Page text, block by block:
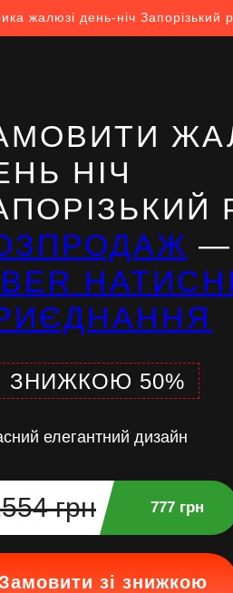
жалюзі день-ніч Запорізький
НІЧ
—
ЗНИЖКОЮ 50%
елегантний дизайн
грн 777 грн
зі знижкою